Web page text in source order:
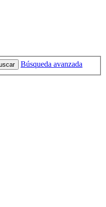
Búsqueda avanzada